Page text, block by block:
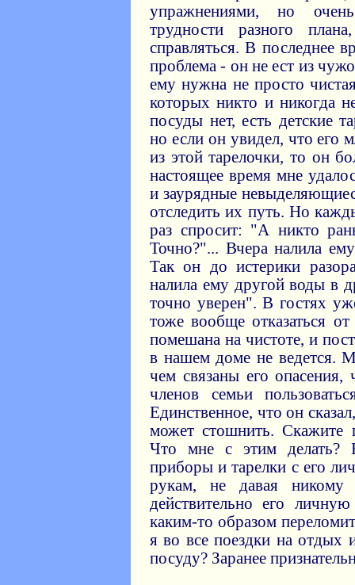
упражнениями, но
трудности разного
справляться. В последнее
проблема - он не ест из
ему нужна не просто
которых никто и никогда
посуды нет, есть детские
но если он увидел, что его
из этой тарелочки, то он
настоящее время мне
и заурядные
отследить их путь. Но
раз спросит: "А никто
Точно?"... Вчера налила
Так он до истерики
налила ему другой воды в
точно уверен". В гостях
тоже вообще отказаться
помешана на чистоте, и
в нашем доме не ведется.
чем связаны его опасения,
членов семьи
Единственное, что он
может стошнить. Скажите
Что мне с этим делать?
приборы и тарелки с его
рукам, не давая никому
действительно его
каким-то образом
я во все поездки на отдых
посуду? Заранее